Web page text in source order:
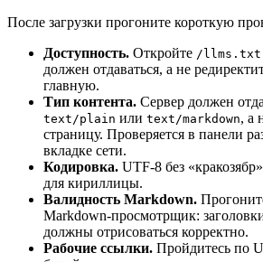
После загрузки прогоните короткую
Доступность. Откройте /llms.txt
должен отдаваться, а не
главную.
Тип контента. Сервер должен
text/plain или text/markdown, а
страницу. Проверяется в панели
вкладке сети.
Кодировка. UTF-8 без
для кириллицы.
Валидность Markdown.
Markdown-просмотрщик:
должны отрисоваться корректно.
Рабочие ссылки. Пройдитесь по